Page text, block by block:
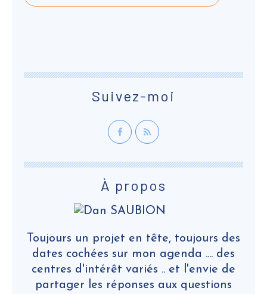
Suivez-moi
À propos
Toujours un projet en tête, toujours des
dates cochées sur mon agenda .... des
centres d'intérêt variés .. et l'envie de
partager les réponses aux questions